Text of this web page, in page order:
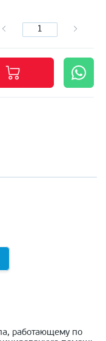
работающему по